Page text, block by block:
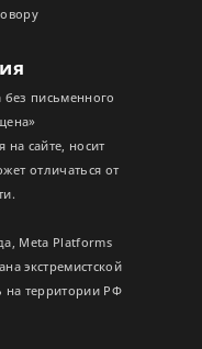
без письменного
сайте, носит
отличаться от
Meta Platforms
экстремистской
на территории РФ